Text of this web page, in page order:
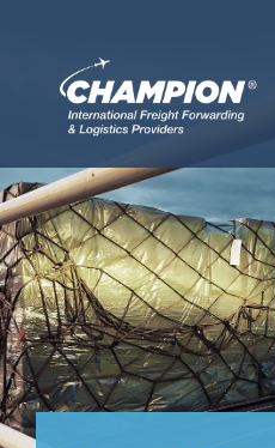
INICIO
NOSOTROS
SERVICIOS
TRANSPORTE DE CARGA
ADUANAS Y SEGUROS
SERVICIOS DE BODEGAJE,
DISTRIBUCIÓN E